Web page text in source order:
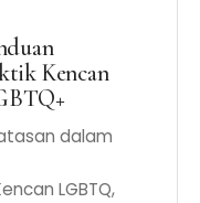
Kencan
dalam
LGBTQ,